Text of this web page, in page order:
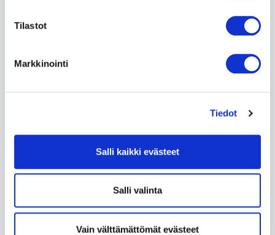
Tilastot
Markkinointi
Tiedot
Salli kaikki evästeet
Salli valinta
Vain välttämättömät evästeet
alennuksen huonehinnoista